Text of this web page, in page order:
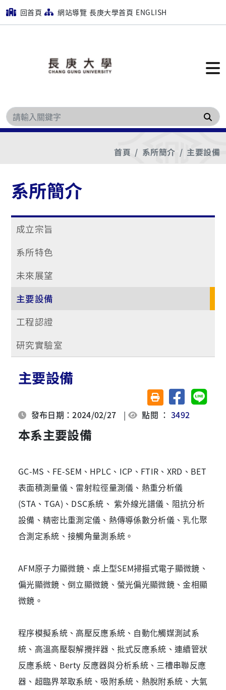
回首頁 網站導覽 長庚大學首頁 ENGLISH
搜
首頁 系所簡介 主要設備
系所簡介
成立宗旨
系所特色
未來展望
主要設備
工程認證
研究實驗室
主要設備
友善列印(另開視窗)
分享至臉書分享
發布日期：2024/02/27 | 點閱 ：3492
本系主要設備
GC-MS、FE-SEM、HPLC、ICP、FTIR、XRD、BET
表面積測量儀、雷射粒徑量測儀、熱重分析儀
(STA、TGA)、DSC系統、 紫外線光譜儀、阻抗分析
設備、精密比重測定儀、熱傳導係數分析儀、乳化聚
合測定系統、接觸角量測系統。
AFM原子力顯微鏡、桌上型SEM掃描式電子顯微鏡、
偏光顯微鏡、倒立顯微鏡、螢光偏光顯微鏡、金相顯
微鏡。
程序模擬系統、高壓反應系統、自動化觸媒測試系
統、高溫高壓裂解攪拌器、批式反應系統、連續管狀
反應系統、Berty 反應器與分析系統、三槽串聯反應
器、超臨界萃取系統、吸附系統、熱脫附系統、大氣